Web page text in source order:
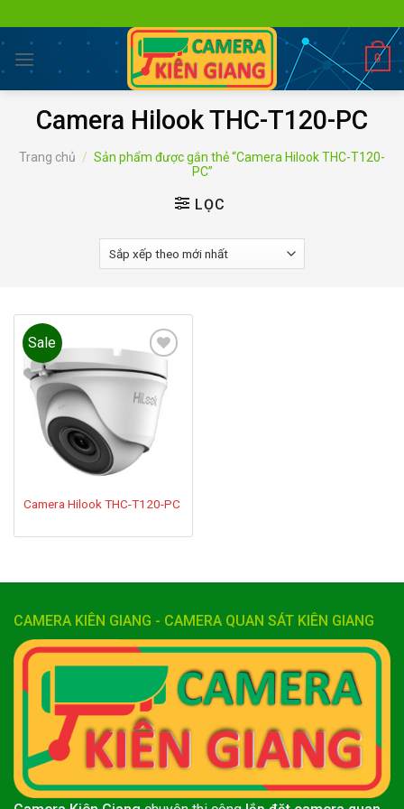
to
content
0
Camera Hilook THC-T120-PC
Trang chủ / Sản phẩm được gắn thẻ “Camera Hilook THC-T120-
PC”
LỌC
Sale
Add to
wishlist
Camera Hilook THC-T120-PC
CAMERA KIÊN GIANG - CAMERA QUAN SÁT KIÊN GIANG